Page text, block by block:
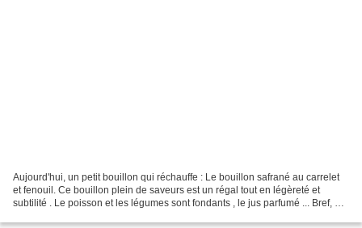
Aujourd'hui, un petit bouillon qui réchauffe : Le bouillon safrané au carrelet
et fenouil. Ce bouillon plein de saveurs est un régal tout en légèreté et
subtilité . Le poisson et les légumes sont fondants , le jus parfumé ... Bref, un